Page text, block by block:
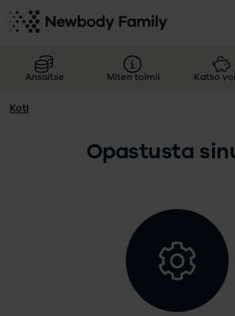
Ansaitse Miten toimii Katso
Koti
Opastusta